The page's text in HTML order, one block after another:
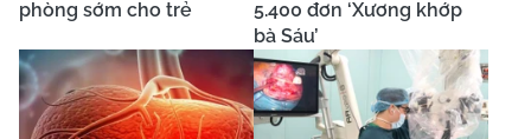
phòng sớm cho trẻ
5.400 đơn ‘Xương khớp
bà Sáu’